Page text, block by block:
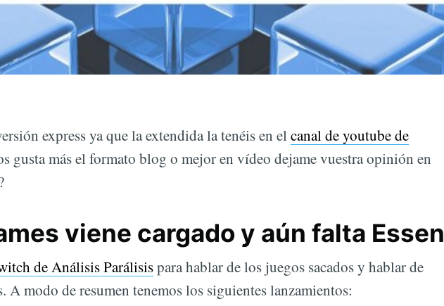
express ya que la extendida la tenéis en elcanal de youtube de
gusta más el formato blog o mejor en vídeo dejame vuestra opinión en
viene cargado y aún falta Essen
de Análisis Parálisispara hablar de los juegos sacados y hablar de
A modo de resumen tenemos los siguientes lanzamientos: